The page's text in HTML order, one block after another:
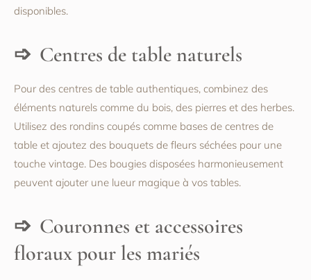
disponibles.
Centres de table naturels
Pour des centres de table authentiques, combinez des
éléments naturels comme du bois, des pierres et des herbes.
Utilisez des rondins coupés comme bases de centres de
table et ajoutez des bouquets de fleurs séchées pour une
touche vintage. Des bougies disposées harmonieusement
peuvent ajouter une lueur magique à vos tables.
Couronnes et accessoires
floraux pour les mariés